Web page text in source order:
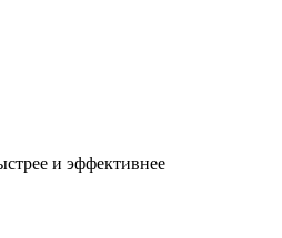
и эффективнее